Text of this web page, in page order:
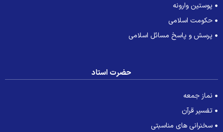
پوستین وارونه
حکومت اسلامی
پرسش و پاسخ مسائل اسلامی
حضرت استاد
نماز جمعه
تفسیر قرآن
سخنرانی های مناسبتی